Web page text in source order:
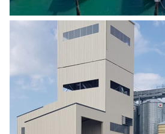
CONSTRUCTION D’UN
Agro Alimentaire ,